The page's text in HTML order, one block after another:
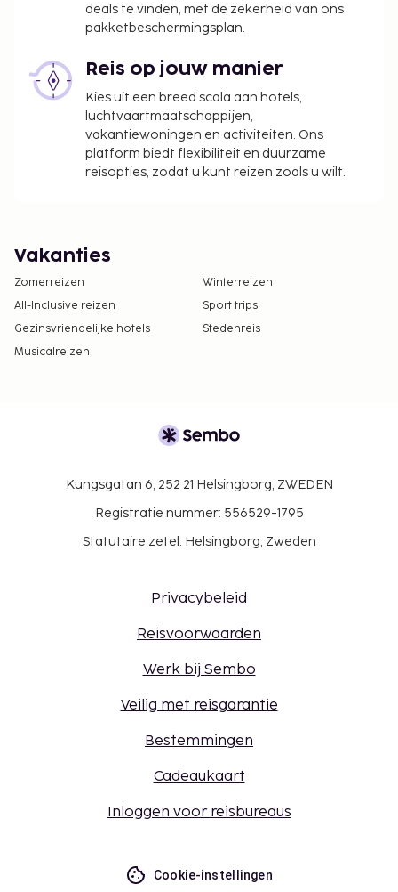
deals te vinden, met de zekerheid van ons
pakketbeschermingsplan.
Reis op jouw manier
Kies uit een breed scala aan hotels,
luchtvaartmaatschappijen,
vakantiewoningen en activiteiten. Ons
platform biedt flexibiliteit en duurzame
reisopties, zodat u kunt reizen zoals u wilt.
Vakanties
Zomerreizen
Winterreizen
All-Inclusive reizen
Sport trips
Gezinsvriendelijke hotels
Stedenreis
Musicalreizen
Kungsgatan 6, 252 21 Helsingborg, ZWEDEN
Registratie nummer: 556529-1795
Statutaire zetel: Helsingborg, Zweden
Privacybeleid
Reisvoorwaarden
Werk bij Sembo
Veilig met reisgarantie
Bestemmingen
Cadeaukaart
Inloggen voor reisbureaus
Cookie-instellingen